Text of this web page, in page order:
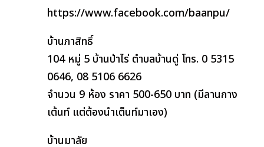
https://www.facebook.com/baanpu/
บ้านภาสิทธิ์
104 หมู่ 5 บ้านป่าไร่ ตำบลบ้านดู่ โทร. 0 5315
0646, 08 5106 6626
จำนวน 9 ห้อง ราคา 500-650 บาท (มีลานกาง
เต้นท์ แต่ต้องนำเต็นท์มาเอง)
บ้านมาลัย